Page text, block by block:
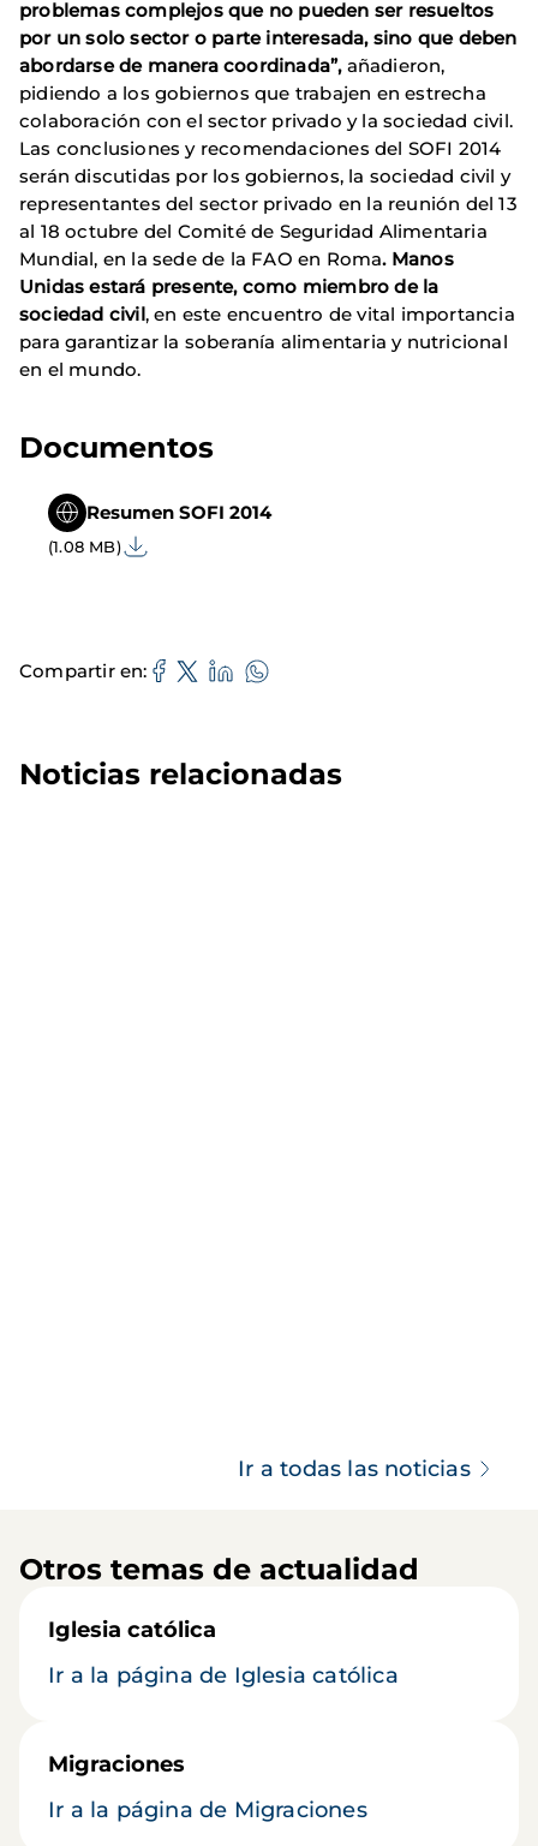
problemas complejos que no pueden ser resueltos
por un solo sector o parte interesada, sino que deben
abordarse de manera coordinada”,añadieron,
pidiendo a los gobiernos que trabajen en estrecha
colaboración con el sector privado y la sociedad civil.
Las conclusiones y recomendaciones del SOFI 2014
serán discutidas por los gobiernos, la sociedad civil y
representantes del sector privado en la reunión del 13
al 18 octubre del Comité de Seguridad Alimentaria
Mundial, en la sede de la FAO en Roma. Manos
Unidas estará presente, como miembro de la
sociedad civil, en este encuentro de vital importancia
para garantizar la soberanía alimentaria y nutricional
en el mundo.
Documentos
Resumen SOFI 2014
(1.08 MB)
Compartir en
Noticias relacionadas
Ir a todas las noticias
Otros temas de actualidad
Iglesia católica
Ir a la página de Iglesia católica
Migraciones
Ir a la página de Migraciones